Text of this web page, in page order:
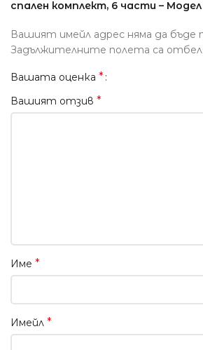
спален комплект, 6 части – Модел
Вашият имейл адрес няма да бъде
Задължителните полета са
Вашата оценка *
Вашият отзив *
Име *
Имейл *